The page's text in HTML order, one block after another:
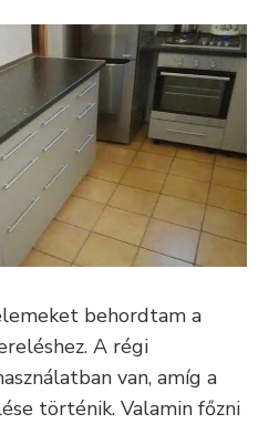
behordtam a
A régi
van, amíg a
történik. Valamin főzni